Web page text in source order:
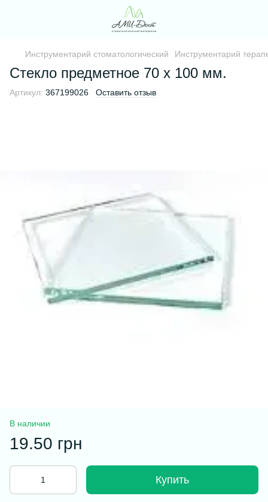
Инструментарий стоматологический Инструментарий
Стекло предметное 70 х 100 мм.
Артикул: 367199026 Оставить отзыв
В наличии
19.50 грн
Купить